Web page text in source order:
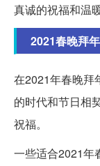
真诚的祝福和温
2021春晚拜
在2021年春晚拜
的时代和节日相
祝福。
一些适合2021年